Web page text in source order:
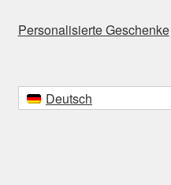
Personalisierte Geschenke
Deutsch